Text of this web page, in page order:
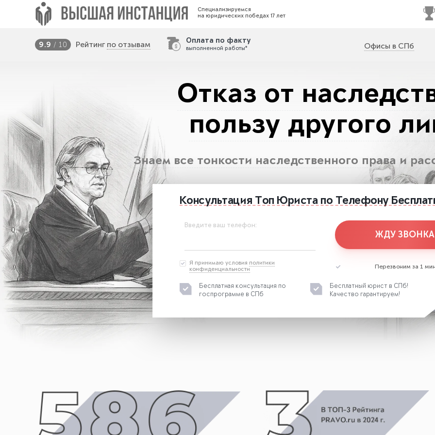
Специализируемся
на юридических победах 17 лет
9.9 / 10 Рейтинг по отзывам Оплата по факту
выполненной работы* Офисы в СПб
Отказ от
пользу другого
Знаем все тонкости наследственного права и
Консультация Топ Юриста по Телефону
Введите ваш телефон:
ЖДУ ЗВОНКА
Я принимаю условия политики
конфиденциальности
Перезвоним за 1
Бесплатная консультация по
госпрограмме в СПб
Бесплатный юрист в СПб!
Качество гарантируем!